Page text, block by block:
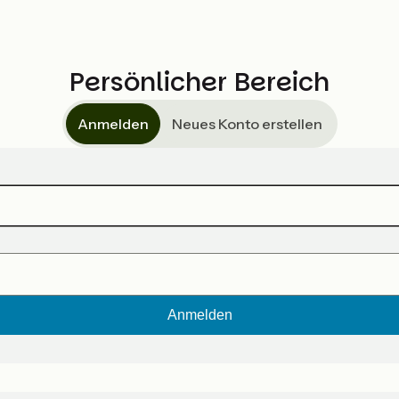
Persönlicher Bereich
Anmelden Neues Konto erstellen